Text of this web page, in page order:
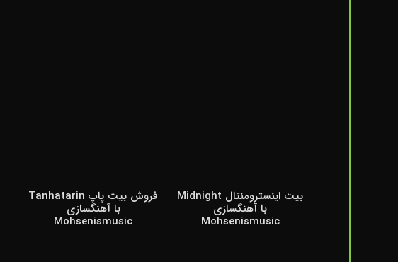
بیت اینسترومنتال Midnight
با آهنگسازی
Mohsenismusic
فروش بیت پاپ Tanhatarin
با آهنگسازی
Mohsenismusic